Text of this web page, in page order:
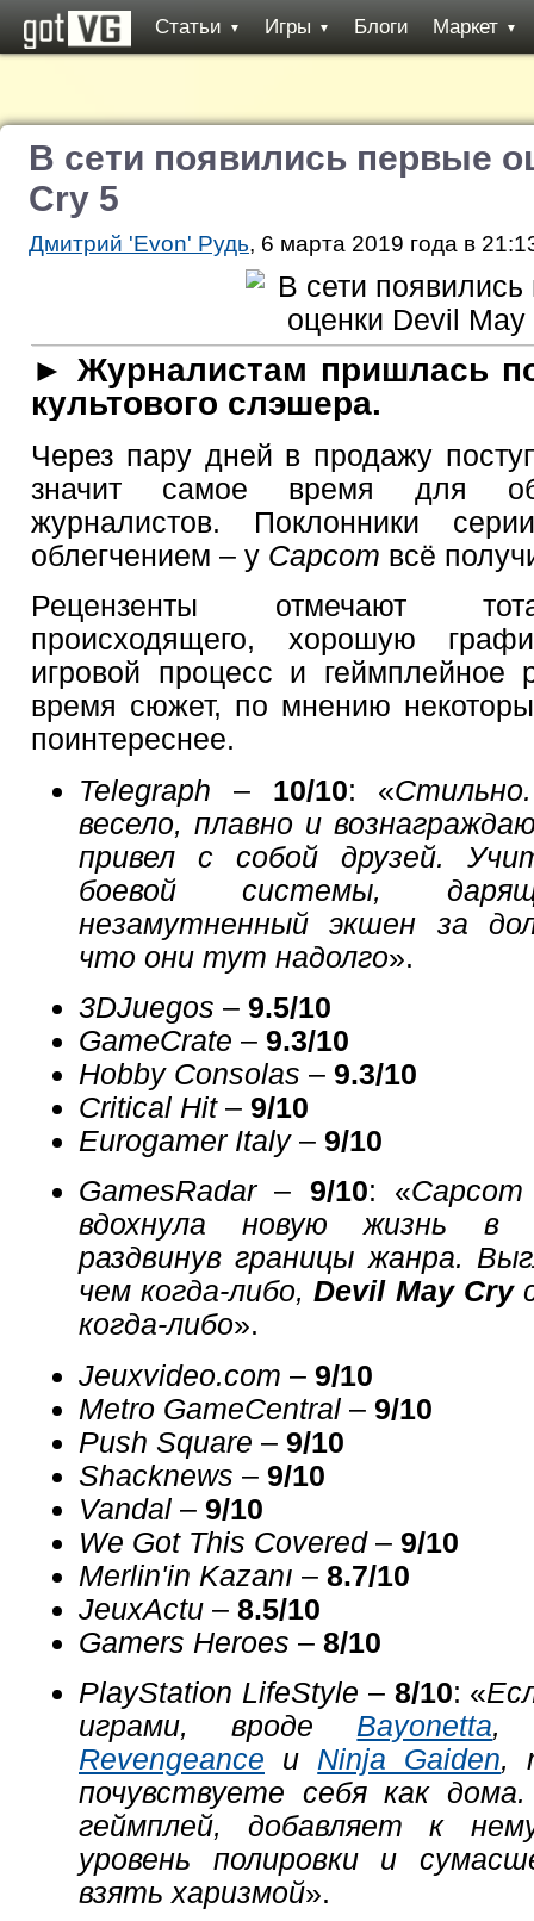
Статьи ▼ Игры ▼ Блоги Маркет ▼
В сети появились первые
Cry 5
Дмитрий 'Evon' Рудь, 6 марта 2019 года в
► Журналистам пришлась
культового слэшера.
Через пару дней в продажу
значит самое время для
журналистов. Поклонники
облегчением – у Capcom всё
Рецензенты отмечают
происходящего, хорошую
игровой процесс и геймплейное
время сюжет, по мнению
поинтереснее.
Telegraph – 10/10: «
весело, плавно и
привел с собой друзей.
боевой системы,
незамутненный экшен за
что они тут надолго».
3DJuegos – 9.5/10
GameCrate – 9.3/10
Hobby Consolas – 9.3/10
Critical Hit – 9/10
Eurogamer Italy– 9/10
GamesRadar– 9/10: «
вдохнула новую жизнь в
раздвинув границы жанра.
чем когда-либо,Devil May Cry
когда-либо».
Jeuxvideo.com – 9/10
Metro GameCentral – 9/10
Push Square – 9/10
Shacknews – 9/10
Vandal – 9/10
We Got This Covered – 9/10
Merlin'in Kazanı – 8.7/10
JeuxActu – 8.5/10
Gamers Heroes – 8/10
PlayStation LifeStyle – 8/10: «
играми, вроде Bayonetta
Revengeance и Ninja Gaiden,
почувствуете себя как
геймплей, добавляет к
уровень полировки и
взять харизмой».